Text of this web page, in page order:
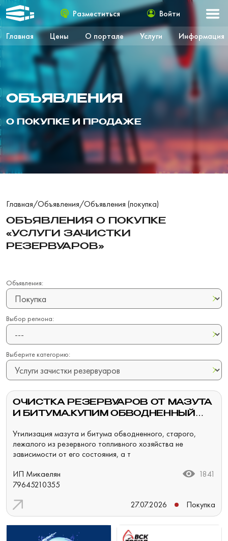
Главная Цены О портале Услуги Информация
Разместиться Войти
ОБЪЯВЛЕНИЯ
О ПОКУПКЕ И ПРОДАЖЕ
Главная/Объявления/Объявления (покупка)
ОБЪЯВЛЕНИЯ О ПОКУПКЕ
«УСЛУГИ ЗАЧИСТКИ
РЕЗЕРВУАРОВ»
Объявления:
Выбор региона:
Выберите категорию:
ОЧИСТКА РЕЗЕРВУАРОВ ОТ МАЗУТА
И БИТУМА.КУПИМ ОБВОДНЕННЫЙ
Утилизация мазута и битума обводненного, старого,
лежалого из резервного топливного хозяйства не
зависимости от его состояния, а т
ИП Микаелян
79645210355
1841
27.07.2026 Покупка